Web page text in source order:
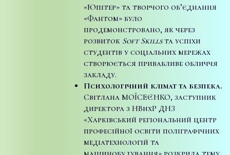
«Юпітер» та творчого об’єднання
«Фантом» було
продемонстровано, як через
розвиток Soft Skillsта успіхи
студентів у соціальних мережах
створюється привабливе обличчя
закладу.
Психологічний клімат та безпека.
Світлана МОЇСЕЄНКО, заступник
директора з НВихР ДНЗ
«Харківський регіональний центр
професійної освіти поліграфічних
медіатехнологій та